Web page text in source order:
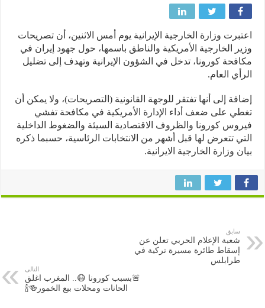
وزارة الخارجية الإيرانية يوم أمس الاثنين، أن تصريحات
الخارجية الأمريكية والناطق باسمها، حول جهود إيران في
كورونا، تدخل في الشؤون الإيرانية وتهدف إلى تضليل
العام.
إلى أنها تفتقر للوجهة القانونية (التصريحات)، ولا يمكن أن
على ضعف أداء الإدارة الأمريكية في مكافحة تفشي
كورونا والظروف الاقتصادية السيئة والضغوط الداخلية
تتعرض لها قبل أشهر من الانتخابات الرئاسية، حسبما ذكره
وزارة الخارجية الايرانية.
شعبة الإعلام الحربي تعلن عن
إسقاط طائرة مسيرة تركية في
طرابلس
🚨بسبب كورونا 😷.. المغرب اغلق
الحانات ومحلات بيع الخمور🍻🍾